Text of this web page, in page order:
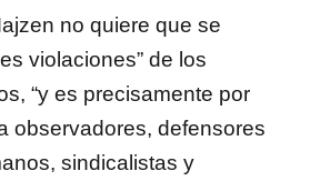
no quiere que se
violaciones” de los
“y es precisamente por
observadores, defensores
sindicalistas y